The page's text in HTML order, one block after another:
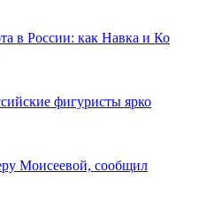
в России: как Навка и Ко
фигуристы ярко
Моисеевой, сообщил